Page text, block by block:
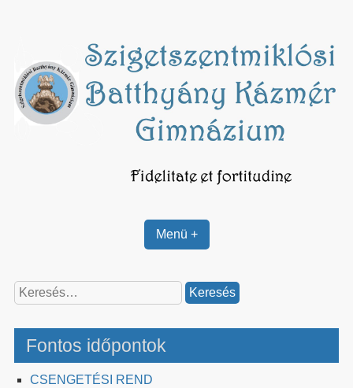
Menü +
Keresés:
Fontos időpontok
CSENGETÉSI REND